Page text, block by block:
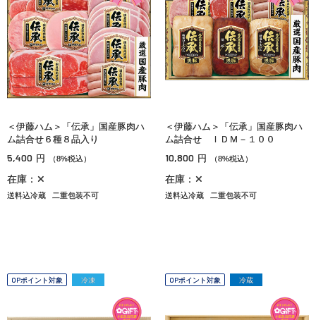
＜伊藤ハム＞「伝承」国産豚肉ハ
ム詰合せ６種８品入り
5,400 円 （8%税込）
在庫：✕
送料込冷蔵 二重包装不可
＜伊藤ハム＞「伝承」国産豚肉ハ
ム詰合せ ＩＤＭ－１００
10,800 円 （8%税込）
在庫：✕
送料込冷蔵 二重包装不可
OPポイント対象 冷凍 OPポイント対象 冷蔵